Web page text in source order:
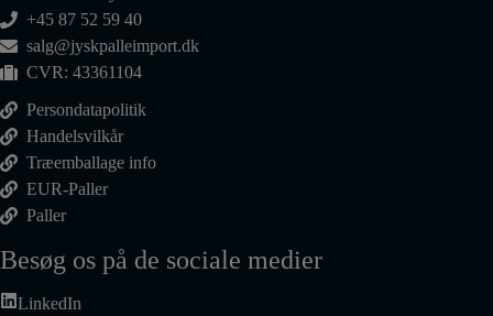
+45 87 52 59 40
salg@jyskpalleimport.dk
CVR: 43361104
Persondatapolitik
Handelsvilkår
Træemballage info
EUR-Paller
Paller
Besøg os på de sociale medier
LinkedIn